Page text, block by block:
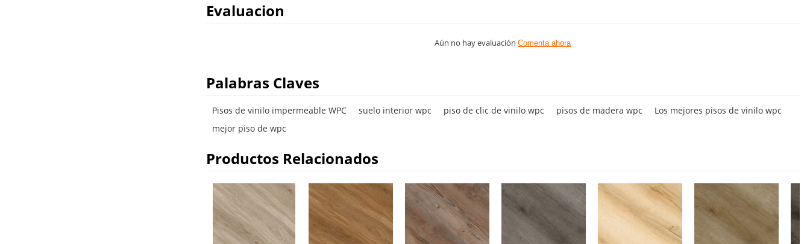
Evaluacion
Aún no hay evaluaciónComenta ahora
Palabras Claves
Pisos de vinilo impermeable WPC suelo interior wpc piso de clic de vinilo wpc pisos de madera wpc
Los mejores pisos de vinilo wpc
mejor piso de wpc
Productos Relacionados